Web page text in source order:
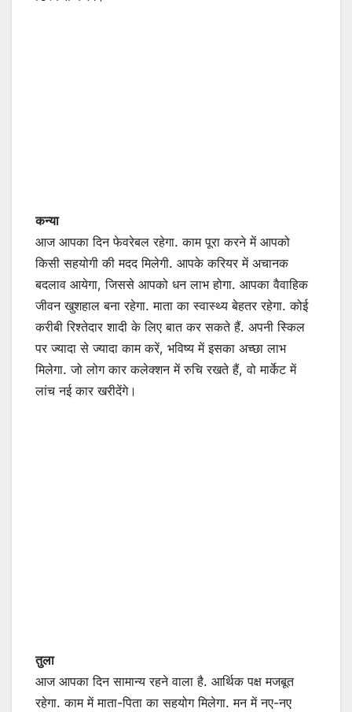
कन्या
आज आपका दिन फेवरेबल रहेगा. काम पूरा करने में आपको
किसी सहयोगी की मदद मिलेगी. आपके करियर में अचानक
बदलाव आयेगा, जिससे आपको धन लाभ होगा. आपका वैवाहिक
जीवन खुशहाल बना रहेगा. माता का स्वास्थ्य बेहतर रहेगा. कोई
करीबी रिश्तेदार शादी के लिए बात कर सकते हैं. अपनी स्किल
पर ज्यादा से ज्यादा काम करें, भविष्य में इसका अच्छा लाभ
मिलेगा. जो लोग कार कलेक्शन में रुचि रखते हैं, वो मार्केट में
लांच नई कार खरीदेंगे।
तुला
आज आपका दिन सामान्य रहने वाला है. आर्थिक पक्ष मजबूत
रहेगा. काम में माता-पिता का सहयोग मिलेगा. मन में नए-नए